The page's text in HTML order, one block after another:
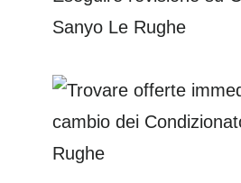
Sanyo Le Rughe